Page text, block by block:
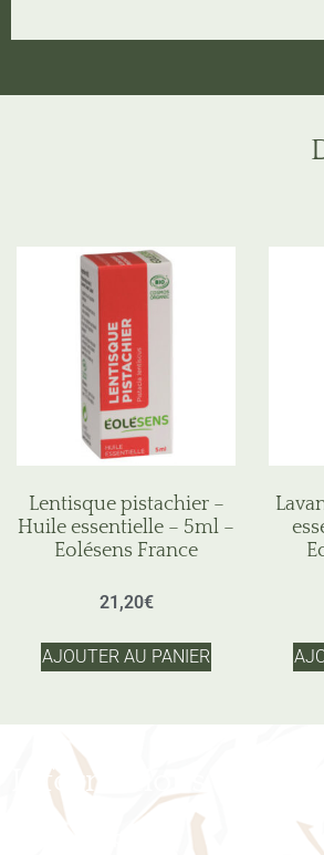
Lentisque pistachier –
Huile essentielle – 5ml –
Eolésens France
21,20€
AJOUTER AU PANIER
Informations